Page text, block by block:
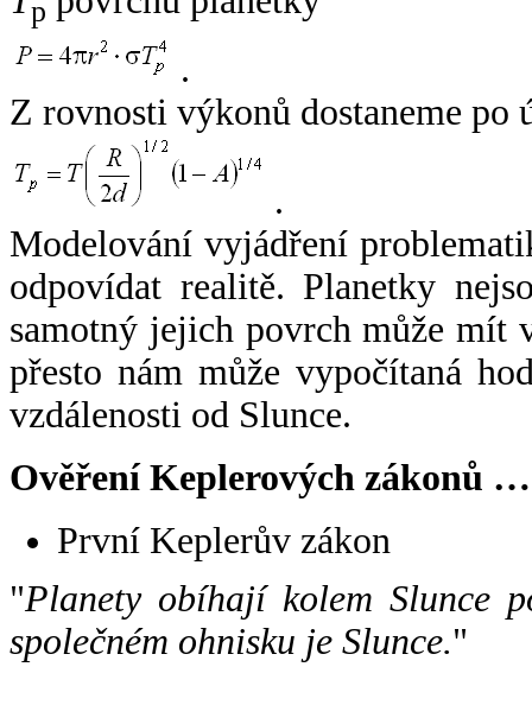
p
.
Z rovnosti výkonů dostaneme po
.
Modelování vyjádření
odpovídat realitě. Planetky
samotný jejich povrch může mít
přesto nám může vypočítaná
vzdálenosti od Slunce.
Ověření Keplerových zákonů …
První Keplerův zákon
"Planety obíhají kolem Slunce
společném ohnisku je Slunce."